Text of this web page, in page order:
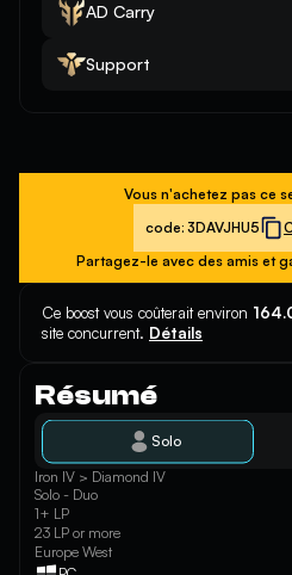
AD Carry
Support
Vous n'achetez pas ce
code: 3DAVJHU5
Partagez-le avec des amis et
Ce boost vous coûterait environ
site concurrent. Détails
Résumé
Solo
Iron IV > Diamond IV
Solo - Duo
1+ LP
23 LP or more
Europe West